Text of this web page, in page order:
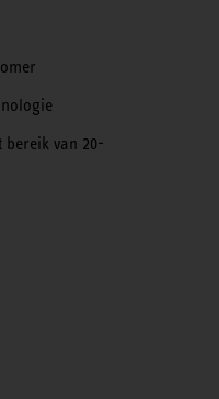
van 20-